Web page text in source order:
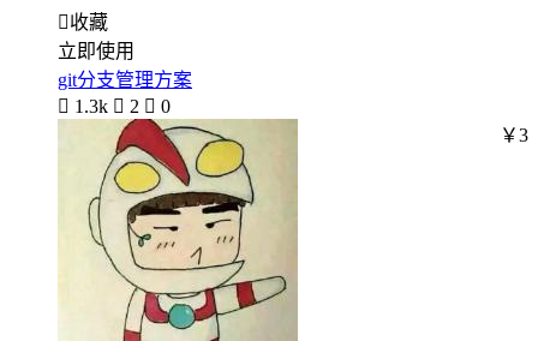
收藏
立即使用
git分支管理方案
 1.3k  2  0
￥3